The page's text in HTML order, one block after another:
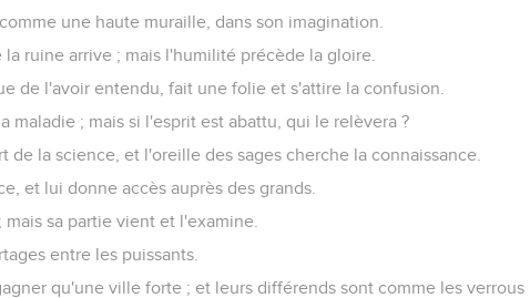
une haute muraille, dans son imagination.
ruine arrive ; mais l'humilité précède la gloire.
de l'avoir entendu, fait une folie et s'attire la confusion.
maladie ; mais si l'esprit est abattu, qui le relèvera ?
la science, et l'oreille des sages cherche la connaissance.
et lui donne accès auprès des grands.
sa partie vient et l'examine.
entre les puissants.
qu'une ville forte ; et leurs différends sont comme les verrous